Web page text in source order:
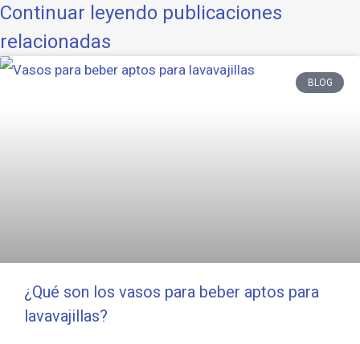
Continuar leyendo publicaciones
relacionadas
BLOG
¿Qué son los vasos para beber aptos para
lavavajillas?